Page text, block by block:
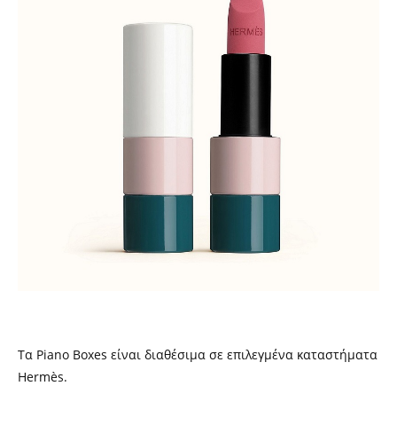
Τα Piano Boxes είναι διαθέσιμα σε επιλεγμένα καταστήματα
Hermès.